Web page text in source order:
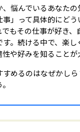
悩んでいるあなたの
事」って具体的にど
もその仕事が好き
。続ける中で、楽
や好みを知ることが
るのはなぜかしら